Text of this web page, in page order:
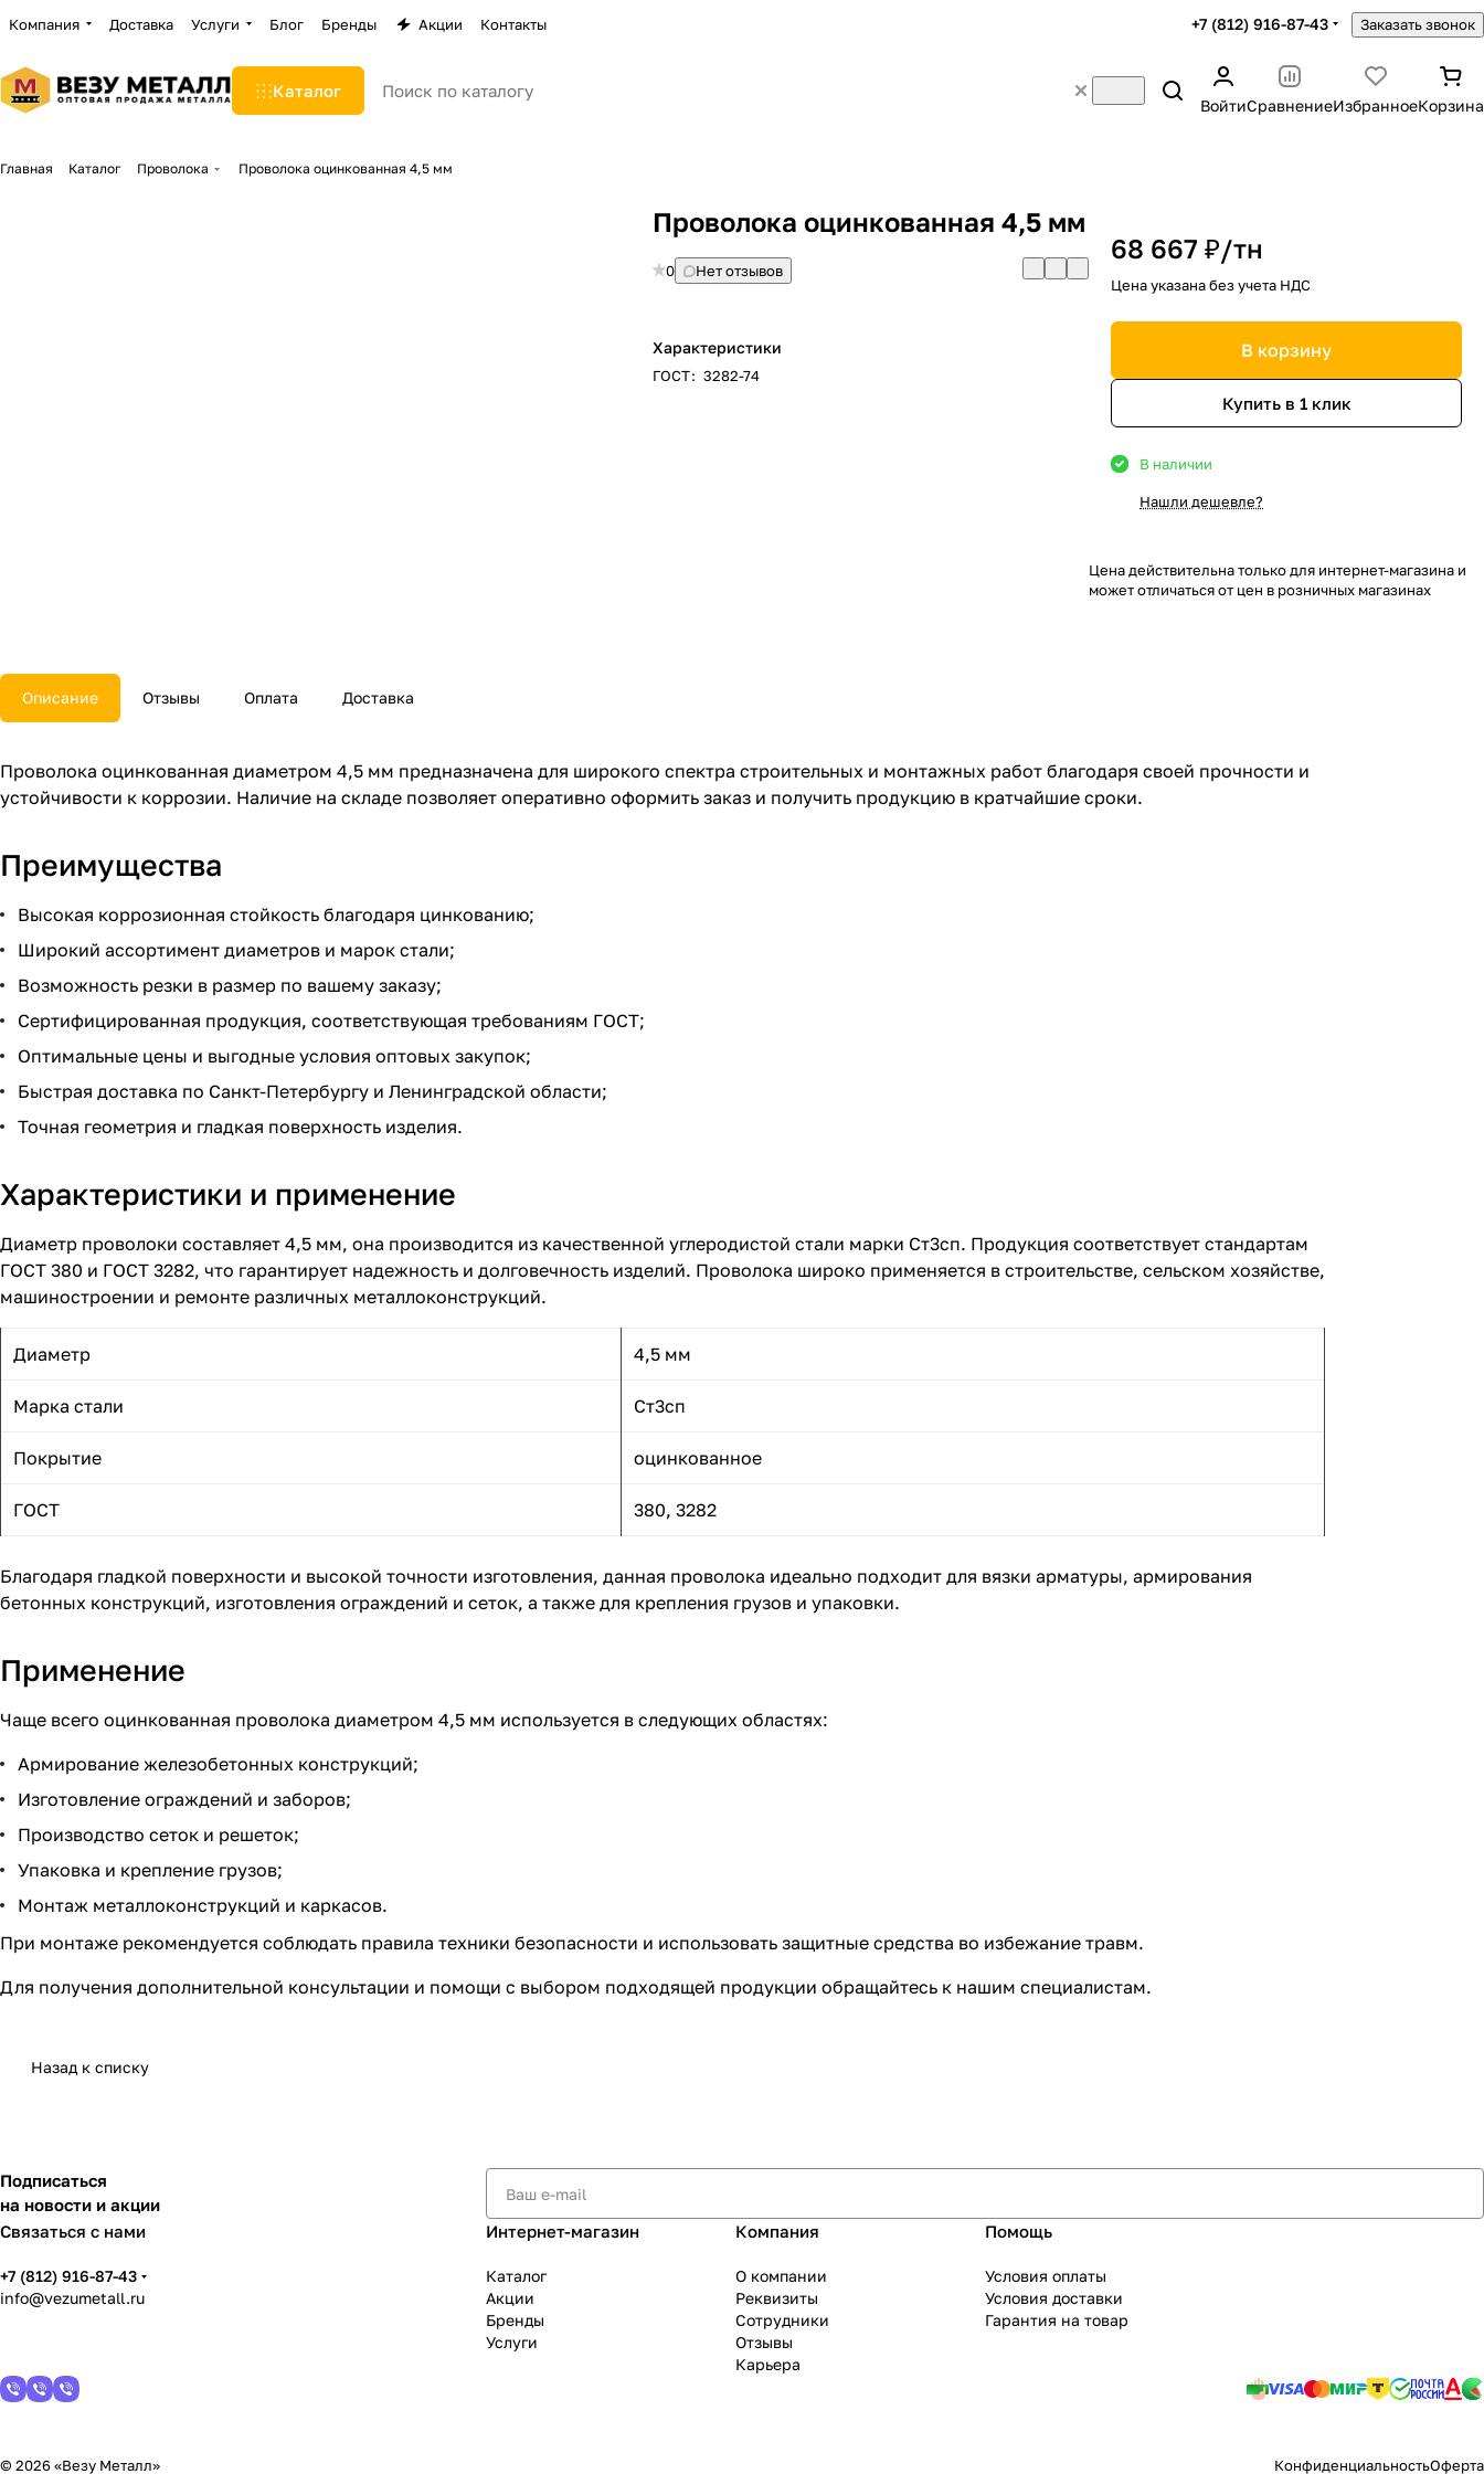
Компания Доставка Услуги Блог Бренды Акции Контакты +7 (812) 916-87-43 Заказать звонок
Каталог
ВойтиСравнениеИзбранноеКорзина
Главная Каталог Проволока Проволока оцинкованная 4,5 мм
Проволока оцинкованная 4,5 мм
0 Нет отзывов
Характеристики
ГОСТ: 3282-74
68 667 ₽/тн
Цена указана без учета НДС
В корзину
Купить в 1 клик
В наличии
Нашли дешевле?
Цена действительна только для интернет-магазина и
может отличаться от цен в розничных магазинах
Описание Отзывы Оплата Доставка
Проволока оцинкованная диаметром 4,5 мм предназначена для широкого спектра строительных и монтажных работ благодаря своей прочности и
устойчивости к коррозии. Наличие на складе позволяет оперативно оформить заказ и получить продукцию в кратчайшие сроки.
Преимущества
Высокая коррозионная стойкость благодаря цинкованию;
Широкий ассортимент диаметров и марок стали;
Возможность резки в размер по вашему заказу;
Сертифицированная продукция, соответствующая требованиям ГОСТ;
Оптимальные цены и выгодные условия оптовых закупок;
Быстрая доставка по Санкт-Петербургу и Ленинградской области;
Точная геометрия и гладкая поверхность изделия.
Характеристики и применение
Диаметр проволоки составляет 4,5 мм, она производится из качественной углеродистой стали марки Ст3сп. Продукция соответствует стандартам
ГОСТ 380 и ГОСТ 3282, что гарантирует надежность и долговечность изделий. Проволока широко применяется в строительстве, сельском хозяйстве,
машиностроении и ремонте различных металлоконструкций.
Диаметр 4,5 мм
Марка стали Ст3сп
Покрытие оцинкованное
ГОСТ 380, 3282
Благодаря гладкой поверхности и высокой точности изготовления, данная проволока идеально подходит для вязки арматуры, армирования
бетонных конструкций, изготовления ограждений и сеток, а также для крепления грузов и упаковки.
Применение
Чаще всего оцинкованная проволока диаметром 4,5 мм используется в следующих областях:
Армирование железобетонных конструкций;
Изготовление ограждений и заборов;
Производство сеток и решеток;
Упаковка и крепление грузов;
Монтаж металлоконструкций и каркасов.
При монтаже рекомендуется соблюдать правила техники безопасности и использовать защитные средства во избежание травм.
Для получения дополнительной консультации и помощи с выбором подходящей продукции обращайтесь к нашим специалистам.
Назад к списку
Подписаться
на новости и акции
Связаться с нами
+7 (812) 916-87-43
info@vezumetall.ru
Интернет-магазин
Каталог
Акции
Бренды
Услуги
Компания
О компании
Реквизиты
Сотрудники
Отзывы
Карьера
Помощь
Условия оплаты
Условия доставки
Гарантия на товар
© 2026 «Везу Металл» КонфиденциальностьОферта